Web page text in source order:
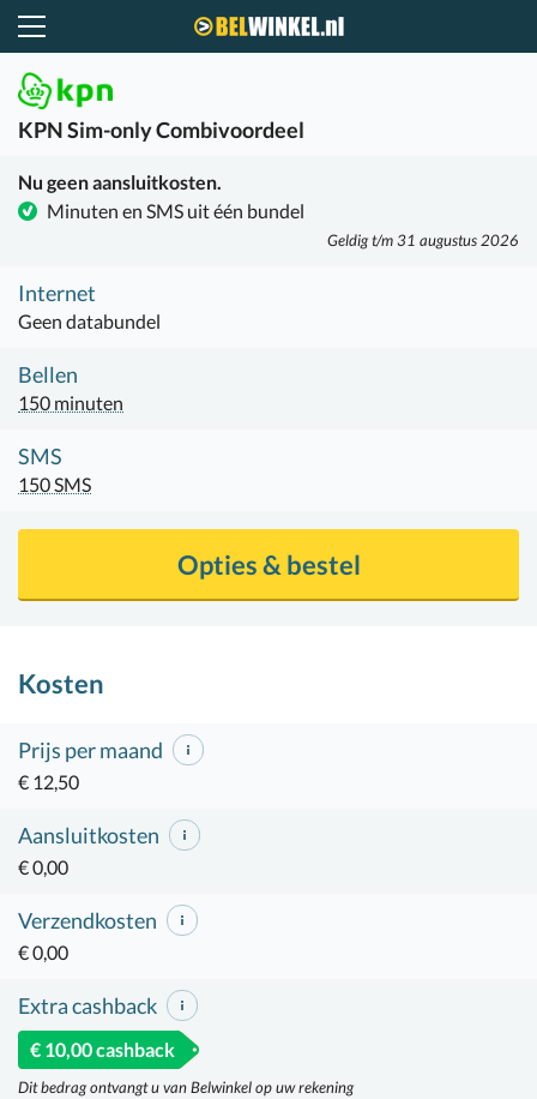
KPNSim-only Combivoordeel
Nu geen aansluitkosten.
Minuten en SMS uit één bundel
Geldig t/m 31 augustus 2026
Internet
Geen databundel
Bellen
150 minuten
SMS
150 SMS
Opties & bestel
Kosten
Prijs per maand
€ 12,50
Aansluitkosten
€ 0,00
Verzendkosten
€ 0,00
Extra cashback
€ 10,00 cashback
Dit bedrag ontvangt u van Belwinkel op uw rekening